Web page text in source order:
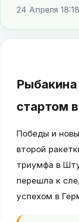
24 Апреля 18:18
стартом
Победы и
второй
триумфа в
перешла к
успехом в